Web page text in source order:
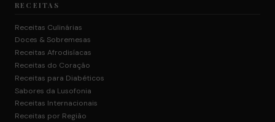
RECEITAS
Receitas Culinárias
Doces & Sobremesas
Receitas Afrodisíacas
Receitas do Coração
Receitas para Diabéticos
Sabores da Lusofonia
Receitas Internacionais
Receitas por Região